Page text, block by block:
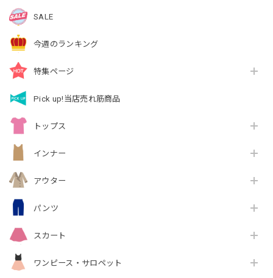
SALE
今週のランキング
特集ページ
Pick up!当店売れ筋商品
トップス
インナー
アウター
パンツ
スカート
ワンピース・サロペット